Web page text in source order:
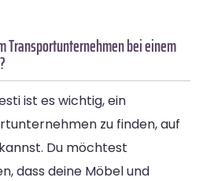
Transportunternehmen bei einem
ist es wichtig, ein
zu finden, auf
Du möchtest
dass deine Möbel und